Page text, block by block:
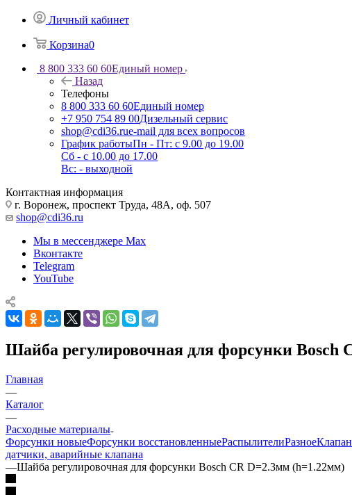
Личный кабинет
Корзина0
8 800 333 60 60Единый номер
Назад
Телефоны
8 800 333 60 60Единый номер
+7 950 754 89 00Дизельный сервис
shop@cdi36.rue-mail для всех вопросов
График работыПн - Пт: с 9.00 до 19.00
Сб - с 10.00 до 17.00
Вс: - выходной
Контактная информация
г. Воронеж, проспект Труда, 48А, оф. 507
shop@cdi36.ru
Мы в мессенджере Max
Вконтакте
Telegram
YouTube
Шайба регулировочная для форсунки Bosch
Главная
—
Каталог
—
Расходные материалы
Форсунки новыеФорсунки восстановленныеРаспылителиРазное
датчики, аварийные клапана
—Шайба регулировочная для форсунки Bosch CR D=2.3мм (h=1.22мм)